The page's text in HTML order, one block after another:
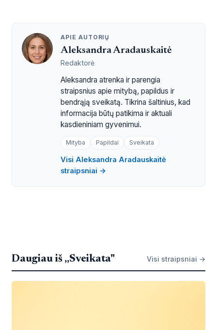
APIE AUTORIŲ
Aleksandra Aradauskaitė
Redaktorė
Aleksandra atrenka ir parengia
straipsnius apie mitybą, papildus ir
bendrąją sveikatą. Tikrina šaltinius, kad
informacija būtų patikima ir aktuali
kasdieniniam gyvenimui.
Mityba Papildai Sveikata
Visi Aleksandra Aradauskaitė
straipsniai →
Daugiau iš „Sveikata" Visi straipsniai →